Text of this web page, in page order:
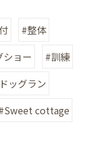
#整体
ョー
#訓練
ッグラン
cottage